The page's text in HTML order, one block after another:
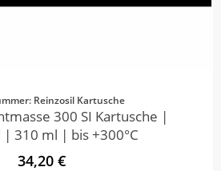
Reinzosil Kartusche
300 SI Kartusche |
| 310 ml | bis +300°C
34,20 €